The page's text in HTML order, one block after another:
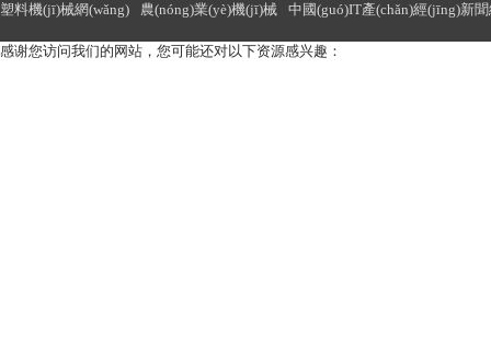
塑料機(jī)械網(wǎng)
農(nóng)業(yè)機(jī)械 中國(guó)IT產(chǎn)經(jīng)新聞
感谢您访问我们的网站，您可能还对以下资源感兴趣：